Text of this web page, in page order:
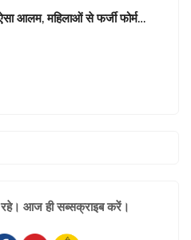
आलम, महिलाओं से फर्जी फोर्म…
आज ही सब्सक्राइब करें।